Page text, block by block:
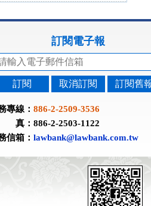
訂閱電子報
訂閱 取消訂閱 訂閱舊
專線： 886-2-2509-3536
：886-2-2503-1122
信箱： lawbank@lawbank.com.tw